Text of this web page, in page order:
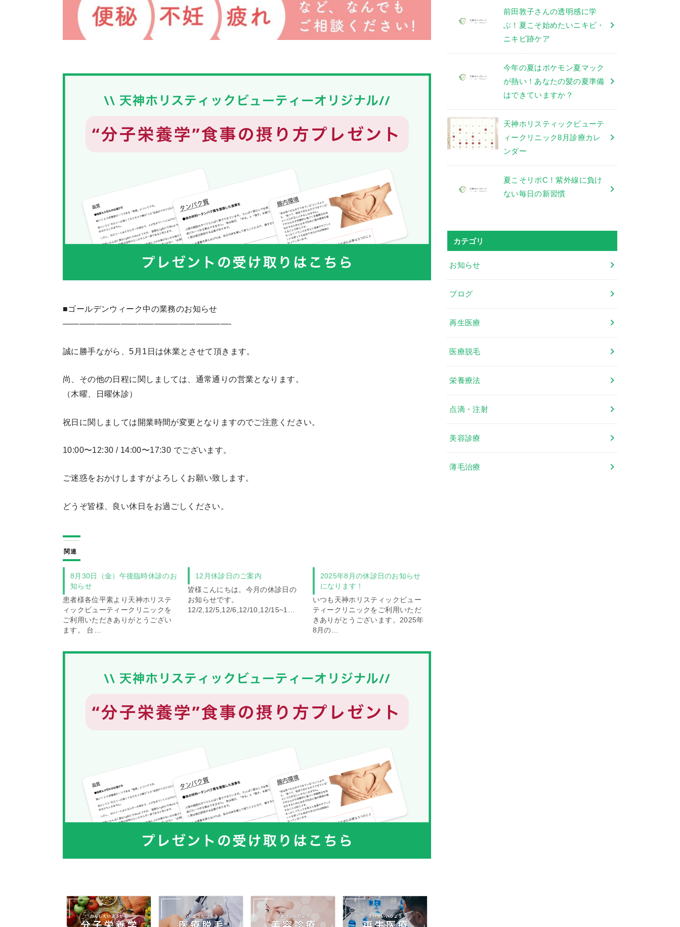
■ゴールデンウィーク中の業務のお知らせ
————————————————————-
誠に勝手ながら、5月1日は休業とさせて頂きます。
尚、その他の日程に関しましては、通常通りの営業となります。
（木曜、日曜休診）
祝日に関しましては開業時間が変更となりますのでご注意ください。
10:00〜12:30 / 14:00〜17:30 でございます。
ご迷惑をおかけしますがよろしくお願い致します。
どうぞ皆様、良い休日をお過ごしください。
関連
8月30日（金）午後臨時休診のお
知らせ
患者様各位平素より天神ホリステ
ィックビューティークリニックを
ご利用いただきありがとうござい
ます。 台…
12月休診日のご案内
皆様こんにちは。今月の休診日の
お知らせです。
12/2,12/5,12/6,12/10,12/15~1…
2025年8月の休診日のお知らせ
になります！
いつも天神ホリスティックビュー
ティークリニックをご利用いただ
きありがとうございます。2025年
8月の…
前田敦子さんの透明感に学
ぶ！夏こそ始めたいニキビ・
ニキビ跡ケア
今年の夏はポケモン夏マック
が熱い！あなたの髪の夏準備
はできていますか？
天神ホリスティックビューテ
ィークリニック8月診療カレ
ンダー
夏こそリポC！紫外線に負け
ない毎日の新習慣
カテゴリ
お知らせ
ブログ
再生医療
医療脱毛
栄養療法
点滴・注射
美容診療
薄毛治療